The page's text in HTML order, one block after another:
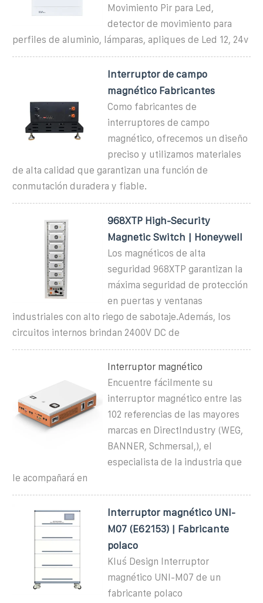
Movimiento Pir para Led,
detector de movimiento para
perfiles de aluminio, lámparas, apliques de Led 12, 24v
Interruptor de campo
magnético Fabricantes
Como fabricantes de
interruptores de campo
magnético, ofrecemos un diseño
preciso y utilizamos materiales
de alta calidad que garantizan una función de
conmutación duradera y fiable.
968XTP High-Security
Magnetic Switch | Honeywell
Los magnéticos de alta
seguridad 968XTP garantizan la
máxima seguridad de protección
en puertas y ventanas
industriales con alto riego de sabotaje.Además, los
circuitos internos brindan 2400V DC de
Interruptor magnético
Encuentre fácilmente su
interruptor magnético entre las
102 referencias de las mayores
marcas en DirectIndustry (WEG,
BANNER, Schmersal,), el
especialista de la industria que
le acompañará en
Interruptor magnético UNI-
M07 (E62153) | Fabricante
polaco
Kluś Design Interruptor
magnético UNI-M07 de un
fabricante polaco ️